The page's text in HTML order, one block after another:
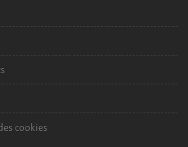
cookies